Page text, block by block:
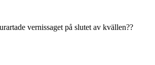
vernissaget på slutet av kvällen??